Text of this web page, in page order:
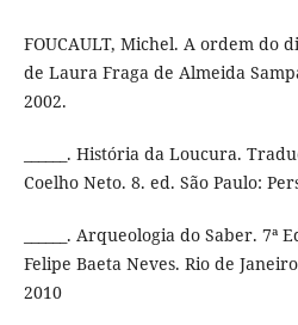
FOUCAULT, Michel. A ordem do
de Laura Fraga de Almeida
2002.
______. História da Loucura.
Coelho Neto. 8. ed. São Paulo:
______. Arqueologia do Saber. 7ª
Felipe Baeta Neves. Rio de
2010